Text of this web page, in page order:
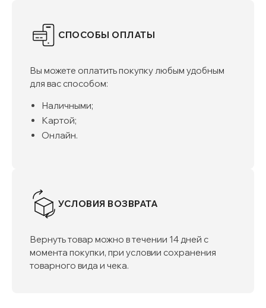
СПОСОБЫ ОПЛАТЫ
Вы можете оплатить покупку любым удобным
для вас способом:
Наличными;
Картой;
Онлайн.
УСЛОВИЯ ВОЗВРАТА
Вернуть товар можно в течении 14 дней с
момента покупки, при условии сохранения
товарного вида и чека.